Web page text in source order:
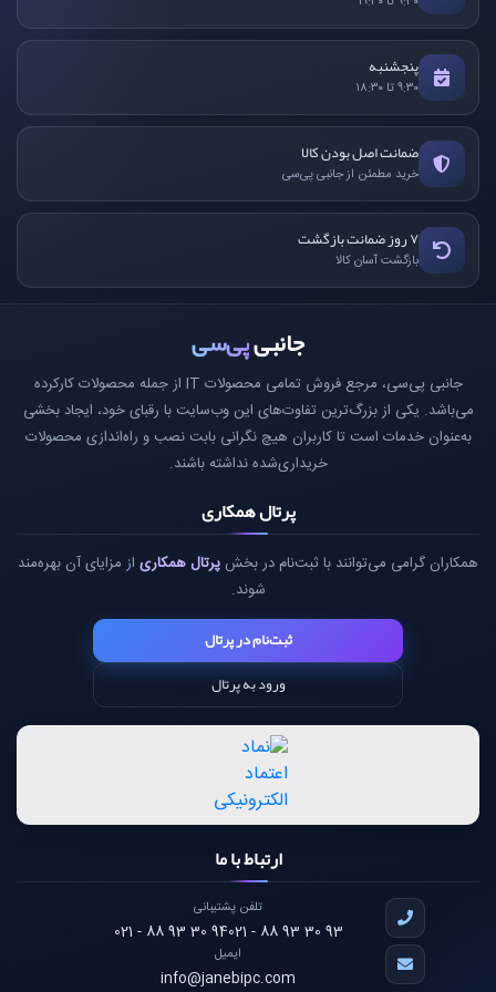
پنجشنبه
۹:۳۰ تا ۱۸:۳۰
ضمانت اصل بودن کالا
خرید مطمئن از جانبی پی‌سی
۷ روز ضمانت بازگشت
بازگشت آسان کالا
جانبیپی‌سی
جانبی پی‌سی، مرجع فروش تمامی محصولات IT از جمله محصولات کارکرده
می‌باشد. یکی از بزرگ‌ترین تفاوت‌های این وب‌سایت با رقبای خود، ایجاد بخشی
به‌عنوان خدمات است تا کاربران هیچ نگرانی بابت نصب و راه‌اندازی محصولات
خریداری‌شده نداشته باشند.
پرتال همکاری
همکاران گرامی می‌توانند با ثبت‌نام در بخش پرتال همکاری از مزایای آن بهره‌مند
شوند.
ثبت‌نام در پرتال
ورود به پرتال
ارتباط با ما
تلفن پشتیبانی
021 - 88 93 30 93
021 - 88 93 30 94
ایمیل
info@janebipc.com